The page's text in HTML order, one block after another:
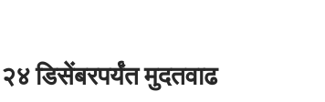
२४ डिसेंबरपर्यंत मुदतवाढ